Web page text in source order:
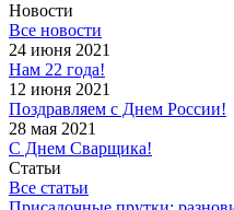
Новости
Все новости
24 июня 2021
Нам 22 года!
12 июня 2021
Поздравляем с Днем России!
28 мая 2021
С Днем Сварщика!
Статьи
Все статьи